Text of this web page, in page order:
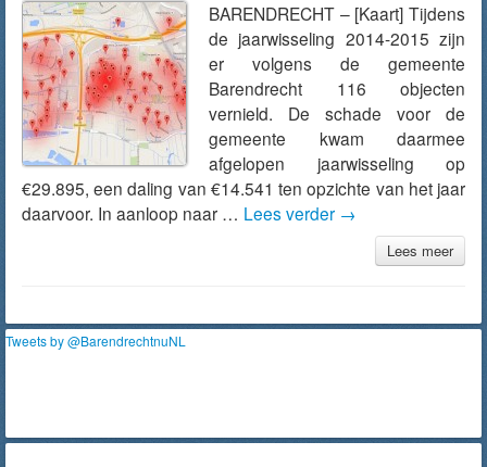
BARENDRECHT – [Kaart] Tijdens
de jaarwisseling 2014-2015 zijn
er volgens de gemeente
Barendrecht 116 objecten
vernield. De schade voor de
gemeente kwam daarmee
afgelopen jaarwisseling op
€29.895, een daling van €14.541 ten opzichte van het jaar
daarvoor. In aanloop naar … Lees verder →
Lees meer
Tweets by @BarendrechtnuNL